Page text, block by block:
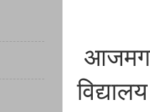
विद्यालय